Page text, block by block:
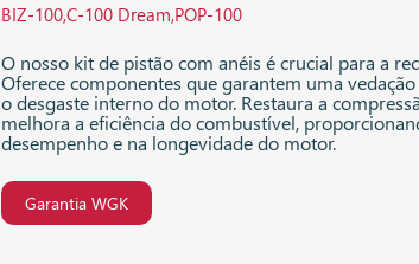
BIZ-100C-100 Dream POP-100
O nosso kit de pistão com anéis é crucial para a
Oferece componentes que garantem uma
o desgaste interno do motor. Restaura a
melhora a eficiência do combustível,
desempenho e na longevidade do motor.
Garantia WGK